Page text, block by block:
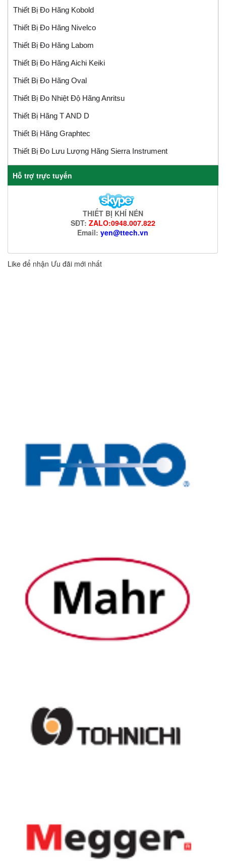
Thiết Bị Đo Hãng Kobold
Thiết Bị Đo Hãng Nivelco
Thiết Bị Đo Hãng Labom
Thiết Bị Đo Hãng Aichi Keiki
Thiết Bị Đo Hãng Oval
Thiết Bị Đo Nhiệt Độ Hãng Anritsu
Thiết Bị Hãng T AND D
Thiết Bị Hãng Graphtec
Thiết Bị Đo Lưu Lượng Hãng Sierra Instrument
Hỗ trợ trực tuyến
THIẾT BỊ KHÍ NÉN
SĐT: ZALO:0948.007.822
Email: yen@ttech.vn
Like để nhận Ưu đãi mới nhất